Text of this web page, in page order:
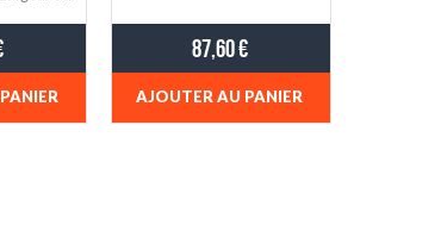
100 mm
mm
87,60 €
AJOUTER AU PANIER